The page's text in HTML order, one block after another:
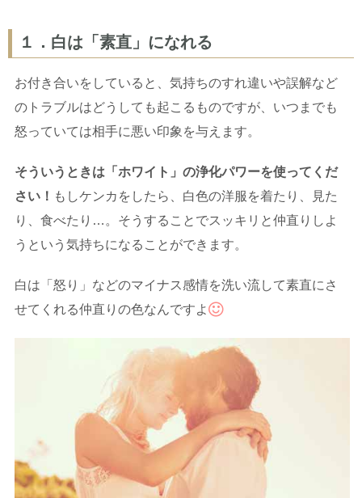
１．白は「素直」になれる
お付き合いをしていると、気持ちのすれ違いや誤解など
のトラブルはどうしても起こるものですが、いつまでも
怒っていては相手に悪い印象を与えます。
そういうときは「ホワイト」の浄化パワーを使ってくだ
さい！ もしケンカをしたら、白色の洋服を着たり、見た
り、食べたり…。そうすることでスッキリと仲直りしよ
うという気持ちになることができます。
白は「怒り」などのマイナス感情を洗い流して素直にさ
せてくれる仲直りの色なんですよ